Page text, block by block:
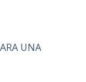
UNA